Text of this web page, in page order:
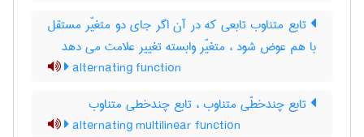
تابع متناوب تابعی که در آن اگر جای دو متغیّر مستقل
با هم عوض شود ، متغیّر وابسته تغییر علامت می دهد
alternating function
تابع چندخطّی متناوب ، تابع چندخطی متناوب
alternating multilinear function